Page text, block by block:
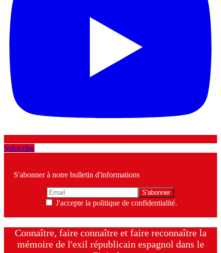
Subscribe
S'abonner à notre bulletin d'informations
J'accepte la politique de confidentialité.
Connaître, faire connaître et faire reconnaître la
mémoire de l'exil républicain espagnol dans le